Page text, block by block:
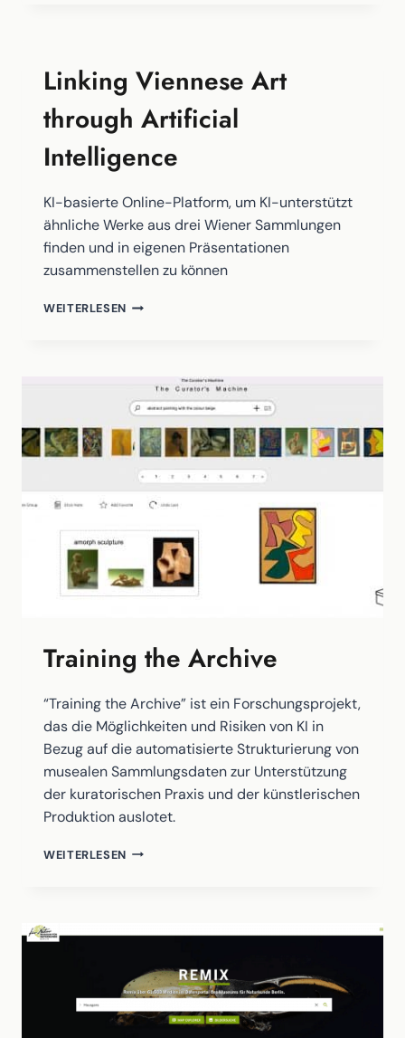
Linking Viennese Art
through Artificial
Intelligence
KI-basierte Online-Platform, um KI-unterstützt
ähnliche Werke aus drei Wiener Sammlungen
finden und in eigenen Präsentationen
zusammenstellen zu können
WEITERLESEN LINKING
ARTIFICIAL
INTELLIGENCE
Training the Archive
“Training the Archive” ist ein Forschungsprojekt,
das die Möglichkeiten und Risiken von KI in
Bezug auf die automatisierte Strukturierung von
musealen Sammlungsdaten zur Unterstützung
der kuratorischen Praxis und der künstlerischen
Produktion auslotet.
WEITERLESEN TRAINING